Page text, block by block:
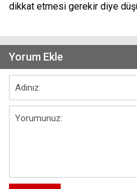
dikkat etmesi gerekir diye
Yorum Ekle